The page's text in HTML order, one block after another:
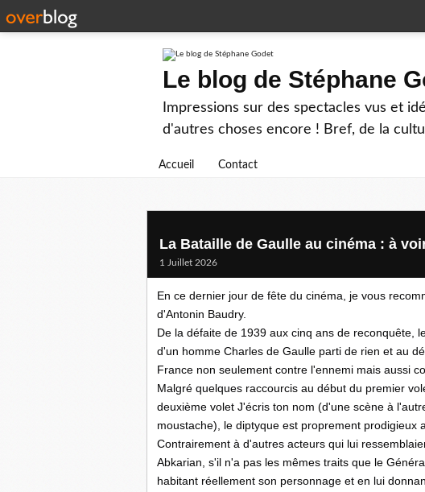
Le blog de Stéphane
Impressions sur des spectacles vus et
d'autres choses encore ! Bref, de la
Accueil Contact
La Bataille de Gaulle au cinéma : à
1 Juillet 2026
En ce dernier jour de fête du cinéma, je vous
d'Antonin Baudry.
De la défaite de 1939 aux cinq ans de reconquête,
d'un homme Charles de Gaulle parti de rien et au
France non seulement contre l'ennemi mais aussi
Malgré quelques raccourcis au début du premier
deuxième volet J'écris ton nom (d'une scène à
moustache), le diptyque est proprement prodigieux
Contrairement à d'autres acteurs qui lui
Abkarian, s'il n'a pas les mêmes traits que le
habitant réellement son personnage et en lui